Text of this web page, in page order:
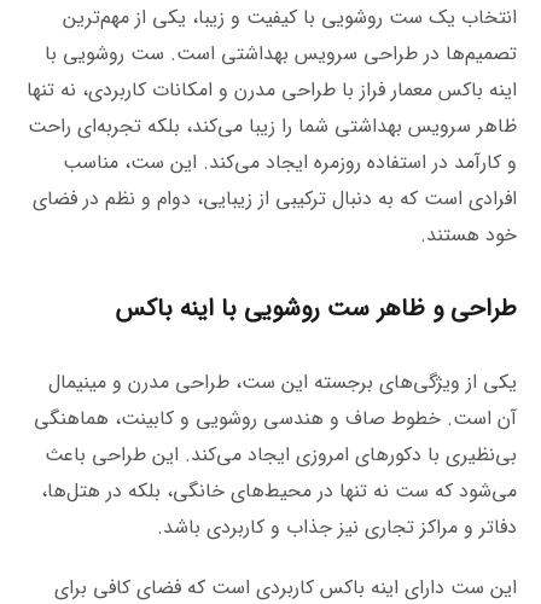
انتخاب یک ست روشویی با کیفیت و زیبا، یکی از مهم‌ترین
تصمیم‌ها در طراحی سرویس بهداشتی است. ست روشویی با
اینه باکس معمار فراز با طراحی مدرن و امکانات کاربردی، نه تنها
ظاهر سرویس بهداشتی شما را زیبا می‌کند، بلکه تجربه‌ای راحت
و کارآمد در استفاده روزمره ایجاد می‌کند. این ست، مناسب
افرادی است که به دنبال ترکیبی از زیبایی، دوام و نظم در فضای
خود هستند.
طراحی و ظاهر ست روشویی با اینه باکس
یکی از ویژگی‌های برجسته این ست، طراحی مدرن و مینیمال
آن است. خطوط صاف و هندسی روشویی و کابینت، هماهنگی
بی‌نظیری با دکورهای امروزی ایجاد می‌کند. این طراحی باعث
می‌شود که ست نه تنها در محیط‌های خانگی، بلکه در هتل‌ها،
دفاتر و مراکز تجاری نیز جذاب و کاربردی باشد.
این ست دارای اینه باکس کاربردی است که فضای کافی برای